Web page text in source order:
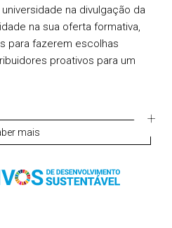
na divulgação da
na sua oferta formativa,
para fazerem escolhas
proativos para um
mais